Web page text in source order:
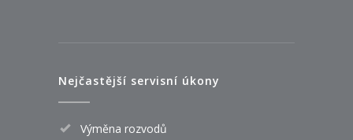
Nejčastější servisní úkony
Výměna rozvodů